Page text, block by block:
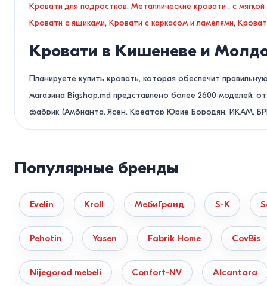
Кровати для подростков, Металлические кровати , с
Кровати с ящиками, Кровати с каркасом и ламелями,
Кровати в Кишеневе и
Планируете купить кровать, которая обеспечит
магазина Bigshop.md представлено более 2600
фабрик (Амбианта, Ясен, Креатор Юрие Бородян, ИКАМ,
Не теряйте время на самостоятельный поиск. Позвоните
Классификация кроватей по
Долговечность мебели и ее устойчивость к нагрузкам
Деревянные кровати (Массив дерева).
подвержены рассыханию и сколам. Это эталон
Популярные бренды
Evelin Kroll МебиГранд S-K
Pehotin Yasen Fabrik Home CovBis
Nijegorod mebeli Confort-NV Alcantara